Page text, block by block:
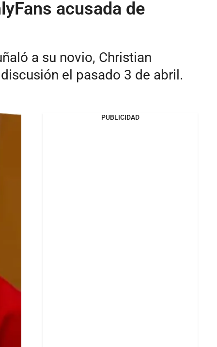
acusada de
a su novio, Christian
el pasado 3 de abril.
PUBLICIDAD